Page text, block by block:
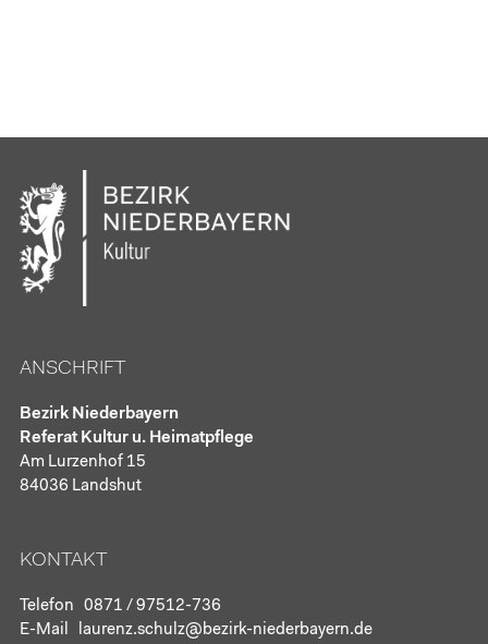
ANSCHRIFT
Bezirk Niederbayern
Referat Kultur u. Heimatpflege
Am Lurzenhof 15
84036 Landshut
KONTAKT
Telefon 0871 / 97512-736
E-Mail
laurenz.schulz@bezirk-niederbayern.de